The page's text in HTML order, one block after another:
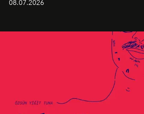
08.07.2026